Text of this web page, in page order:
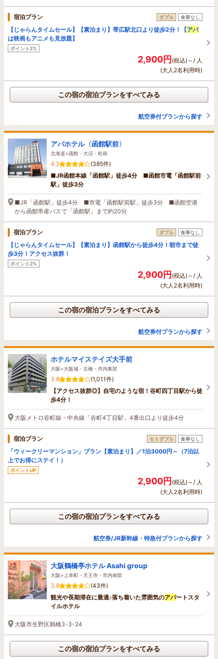
宿泊プラン ダブル 食事なし
【じゃらんタイムセール】【素泊まり】帯広駅北口より徒歩2分！【アパ
は映画もアニメも見放題】
ポイント2%
2,900円(税込)～/ 人
(大人2名利用時)
この宿の宿泊プランをすべてみる
航空券付プランから探す
アパホテル〈函館駅前〉
北海道>函館・大沼・松前
4.2
(385件)
■JR函館本線「函館駅」徒歩4分 ■函館市電「函館駅前
駅」徒歩3分
■JR「函館駅」徒歩4分 ■市電「函館駅前駅」徒歩3分 ■函館空港
から函館帝産バスで「函館駅」まで約20分
宿泊プラン ダブル 食事なし
【じゃらんタイムセール】【素泊まり】函館駅から徒歩4分！朝市まで徒
歩3分！アクセス抜群！
ポイント2%
2,900円(税込)～/ 人
(大人2名利用時)
この宿の宿泊プランをすべてみる
航空券付プランから探す
ホテルマイステイズ大手前
大阪>大阪城・京橋・市内東部
3.8
(1,011件)
【アクセス抜群◎】自宅のような宿！谷町四丁目駅から徒
歩4分！
大阪メトロ谷町線・中央線「谷町4丁目駅」4番出口より徒歩4分
宿泊プラン セミダブル 食事なし
「ウィークリーマンション」プラン【素泊まり】／1泊3000円～（7泊以
上でお得にステイ！）
ポイントUP
2,900円(税込)～/ 人
(大人2名利用時)
この宿の宿泊プランをすべてみる
航空券/JR新幹線・特急付プランから探す
大阪鶴橋亭ホテル Asahi group
大阪>上本町・天王寺・市内南部
3.8
(43件)
観光や長期滞在に最適♪落ち着いた雰囲気のアパートスタ
イルホテル
大阪市生野区鶴橋3-3-24
この宿の宿泊プランをすべてみる